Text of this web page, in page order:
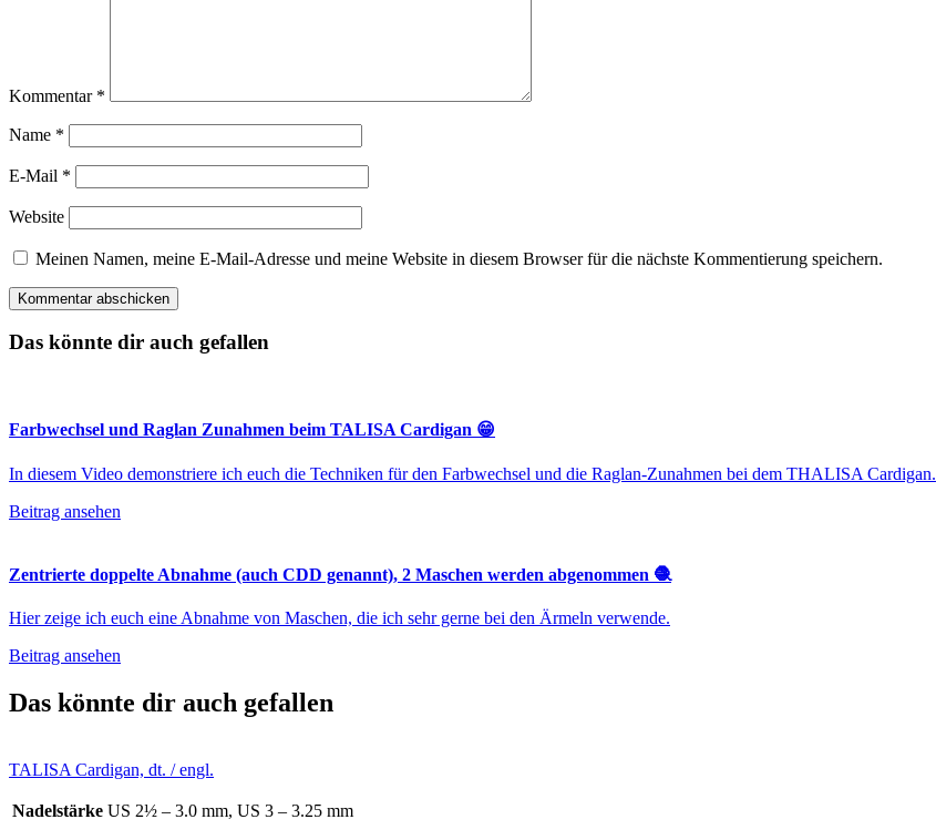
Kommentar *
Name *
E-Mail *
Website
Meinen Namen, meine E-Mail-Adresse und meine Website in diesem Browser für die nächste Kommentierung speichern.
Das könnte dir auch gefallen
Farbwechsel und Raglan Zunahmen beim TALISA Cardigan 😁
In diesem Video demonstriere ich euch die Techniken für den Farbwechsel und die Raglan-Zunahmen bei dem THALISA Cardigan.
Beitrag ansehen
Zentrierte doppelte Abnahme (auch CDD genannt), 2 Maschen werden abgenommen 🧶
Hier zeige ich euch eine Abnahme von Maschen, die ich sehr gerne bei den Ärmeln verwende.
Beitrag ansehen
Das könnte dir auch gefallen
TALISA Cardigan, dt. / engl.
Nadelstärke US 2½ – 3.0 mm, US 3 – 3.25 mm